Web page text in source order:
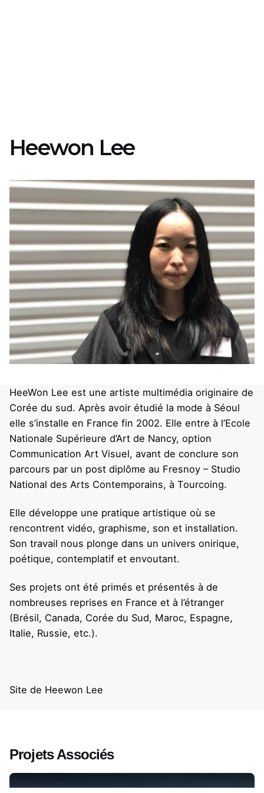
Heewon Lee
HeeWon Lee est une artiste multimédia originaire de
Corée du sud. Après avoir étudié la mode à Séoul
elle s’installe en France fin 2002. Elle entre à l’Ecole
Nationale Supérieure d’Art de Nancy, option
Communication Art Visuel, avant de conclure son
parcours par un post diplôme au Fresnoy – Studio
National des Arts Contemporains, à Tourcoing.
Elle développe une pratique artistique où se
rencontrent vidéo, graphisme, son et installation.
Son travail nous plonge dans un univers onirique,
poétique, contemplatif et envoutant.
Ses projets ont été primés et présentés à de
nombreuses reprises en France et à l’étranger
(Brésil, Canada, Corée du Sud, Maroc, Espagne,
Italie, Russie, etc.).
Site de Heewon Lee
Projets Associés